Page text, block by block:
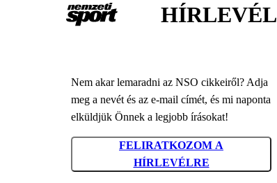
HÍRLEVÉL
Nem akar lemaradni az NSO cikkeiről? Adja
meg a nevét és az e-mail címét, és mi naponta
elküldjük Önnek a legjobb írásokat!
FELIRATKOZOM A
HÍRLEVÉLRE